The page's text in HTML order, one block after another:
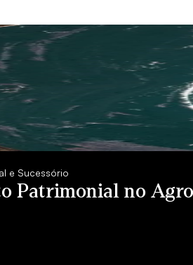
e Sucessório
Patrimonial no